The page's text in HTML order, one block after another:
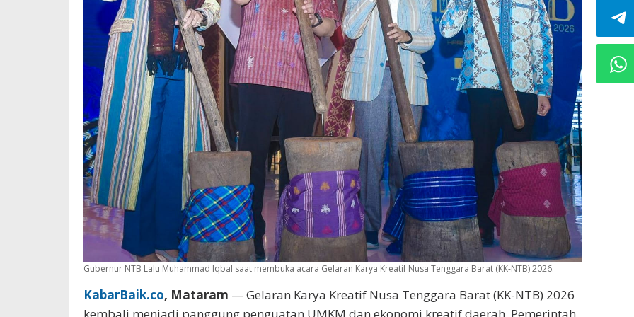
Gubernur NTB Lalu Muhammad Iqbal saat membuka acara Gelaran Karya Kreatif Nusa Tenggara Barat (KK-NTB) 2026.
KabarBaik.co, Mataram — Gelaran Karya Kreatif Nusa Tenggara Barat (KK-NTB) 2026
kembali menjadi panggung penguatan UMKM dan ekonomi kreatif daerah. Pemerintah